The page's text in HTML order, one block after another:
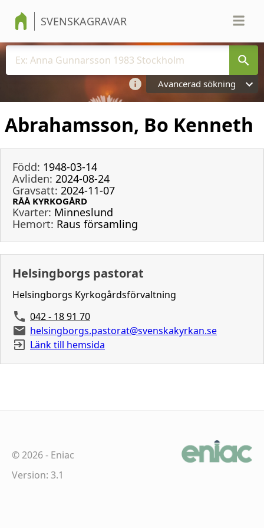
SVENSKAGRAVAR
Avancerad sökning
Abrahamsson, Bo Kenneth
Född: 1948-03-14
Avliden: 2024-08-24
Gravsatt: 2024-11-07
RÅÅ KYRKOGÅRD
Kvarter: Minneslund
Hemort: Raus församling
Helsingborgs pastorat
Helsingborgs Kyrkogårdsförvaltning
042 - 18 91 70
helsingborgs.pastorat@svenskakyrkan.se
Länk till hemsida
©2026- Eniac
Version: 3.1